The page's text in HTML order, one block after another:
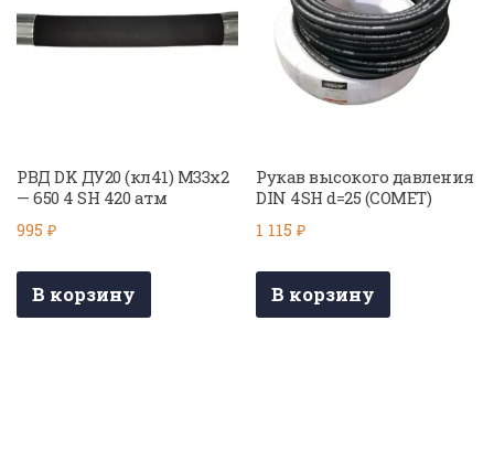
РВД DK ДУ20 (кл41) М33х2
— 650 4 SH 420 атм
995 ₽
В корзину
Рукав высокого давления
DIN 4SH d=25 (COMET)
1 115₽
В корзину